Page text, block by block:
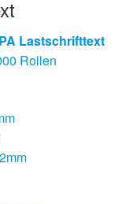
Lastschrifttext
Rollen